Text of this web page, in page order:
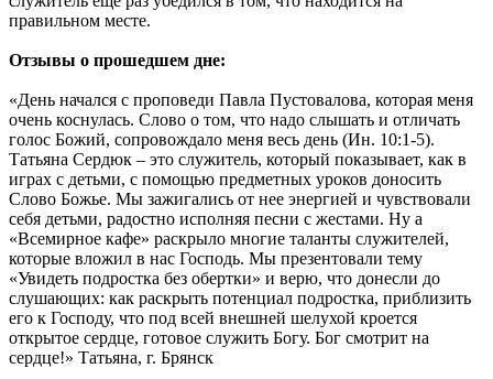
правильном месте.
Отзывы о прошедшем дне:
«День начался с проповеди Павла Пустовалова, которая меня
очень коснулась. Слово о том, что надо слышать и отличать
голос Божий, сопровождало меня весь день (Ин. 10:1-5).
Татьяна Сердюк – это служитель, который показывает, как в
играх с детьми, с помощью предметных уроков доносить
Слово Божье. Мы зажигались от нее энергией и чувствовали
себя детьми, радостно исполняя песни с жестами. Ну а
«Всемирное кафе» раскрыло многие таланты служителей,
которые вложил в нас Господь. Мы презентовали тему
«Увидеть подростка без обертки» и верю, что донесли до
слушающих: как раскрыть потенциал подростка, приблизить
его к Господу, что под всей внешней шелухой кроется
открытое сердце, готовое служить Богу. Бог смотрит на
сердце!» Татьяна, г. Брянск